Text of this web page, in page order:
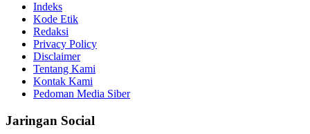
Indeks
Kode Etik
Redaksi
Privacy Policy
Disclaimer
Tentang Kami
Kontak Kami
Pedoman Media Siber
Jaringan Social